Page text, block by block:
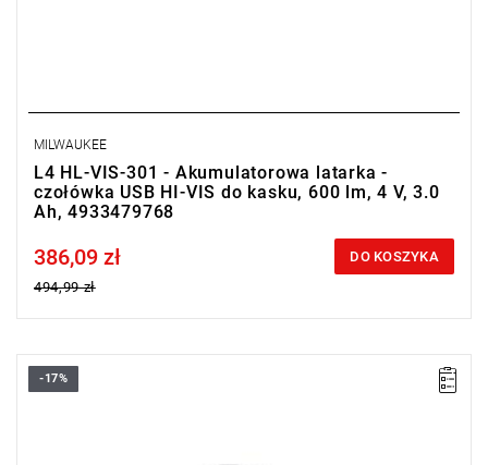
MILWAUKEE
L4 HL-VIS-301 - Akumulatorowa latarka -
czołówka USB HI-VIS do kasku, 600 lm, 4 V, 3.0
Ah, 4933479768
Price tax included
386,09 zł
494,99 zł
DO KOSZYKA
Akumulatorowa latarka - czołówka o wysokiej jakości
-17%